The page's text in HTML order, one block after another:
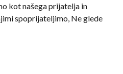
kot našega prijatelja in
spoprijateljimo, Ne glede